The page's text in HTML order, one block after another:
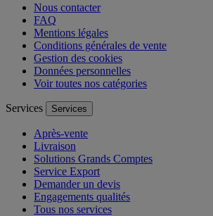
Nous contacter
FAQ
Mentions légales
Conditions générales de vente
Gestion des cookies
Données personnelles
Voir toutes nos catégories
Services Services
Après-vente
Livraison
Solutions Grands Comptes
Service Export
Demander un devis
Engagements qualités
Tous nos services